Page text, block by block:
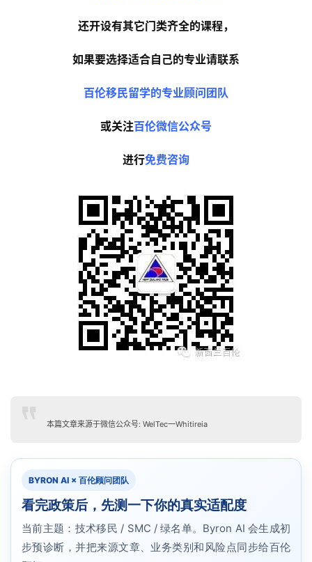
还开设有其它门类齐全的课程，
如果要选择适合自己的专业请联系
百伦移民留学的专业顾问团队
或关注百伦微信公众号
进行免费咨询
本篇文章来源于微信公众号: WelTec一Whitireia
BYRON AI × 百伦顾问团队
看完政策后，先测一下你的真实适配度
当前主题：技术移民 / SMC / 绿名单。Byron AI 会生成初
步预诊断，并把来源文章、业务类别和风险点同步给百伦